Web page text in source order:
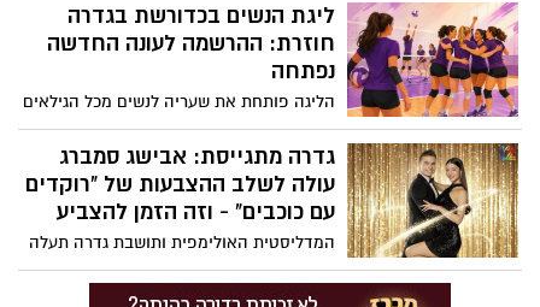
פתוח שייערך הערב באולם “שוש”.
ההשתתפות מותנית באישור מהמועדון הנוכחי
ליגת הנשים בכדורשת בגדרה
חוזרת: ההרשמה לעונה החדשה
נפתחה
הליגה פותחת את שעריה לנשים מכל הגילאים
ורמות הניסיון, עם קבוצות חדשות, אימונים
מקצועיים והשתלבות בליגת אפק. ההרשמה
כבר בעיצומה
גדרה מתגייסת: אבישג סמברג
עולה לשלב ההצבעות של "רוקדים
עם כוכבים" - וזה הזמן להצביע
המדליסטית האולימפית ותושבת גדרה תעלה
ביום רביעי לשידורי הלייב של התוכנית, וכעת
ההצלחה תלויה גם בקהל בבית. במושבה